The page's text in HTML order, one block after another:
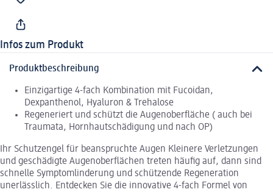
Infos zum Produkt
Produktbeschreibung
Einzigartige 4-fach Kombination mit Fucoidan,
Dexpanthenol, Hyaluron & Trehalose
Regeneriert und schützt die Augenoberfläche ( auch bei
Traumata, Hornhautschädigung und nach OP)
Ihr Schutzengel für beanspruchte Augen Kleinere Verletzungen
und geschädigte Augenoberflächen treten häufig auf, dann sind
schnelle Symptomlinderung und schützende Regeneration
unerlässlich. Entdecken Sie die innovative 4-fach Formel von